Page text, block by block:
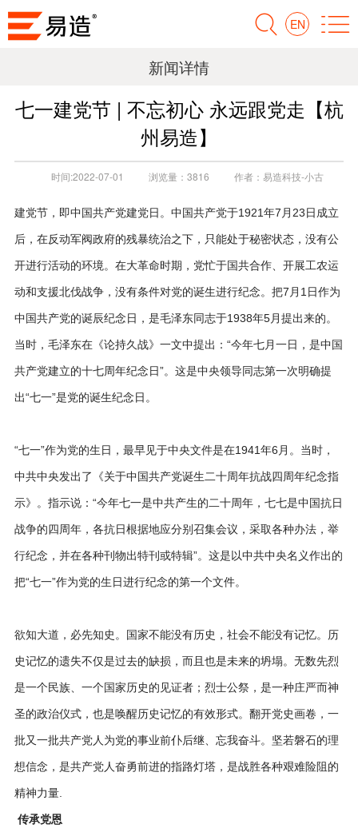
EN
新闻详情
七一建党节 | 不忘初心 永远跟党走【杭
州易造】
时间:2022-07-01 浏览量： 3816 作者： 易造科技-小古
建党节，即中国共产党建党日。中国共产党于1921年7月23日成立
后，在反动军阀政府的残暴统治之下，只能处于秘密状态，没有公
开进行活动的环境。在大革命时期，党忙于国共合作、开展工农运
动和支援北伐战争，没有条件对党的诞生进行纪念。把7月1日作为
中国共产党的诞辰纪念日，是毛泽东同志于1938年5月提出来的。
当时，毛泽东在《论持久战》一文中提出：“今年七月一日，是中国
共产党建立的十七周年纪念日”。这是中央领导同志第一次明确提
出“七一”是党的诞生纪念日。
“七一”作为党的生日，最早见于中央文件是在1941年6月。当时，
中共中央发出了《关于中国共产党诞生二十周年抗战四周年纪念指
示》。指示说：“今年七一是中共产生的二十周年，七七是中国抗日
战争的四周年，各抗日根据地应分别召集会议，采取各种办法，举
行纪念，并在各种刊物出特刊或特辑”。这是以中共中央名义作出的
把“七一”作为党的生日进行纪念的第一个文件。
欲知大道，必先知史。国家不能没有历史，社会不能没有记忆。历
史记忆的遗失不仅是过去的缺损，而且也是未来的坍塌。无数先烈
是一个民族、一个国家历史的见证者；烈士公祭，是一种庄严而神
圣的政治仪式，也是唤醒历史记忆的有效形式。翻开党史画卷，一
批又一批共产党人为党的事业前仆后继、忘我奋斗。坚若磐石的理
想信念，是共产党人奋勇前进的指路灯塔，是战胜各种艰难险阻的
精神力量.
传承党恩